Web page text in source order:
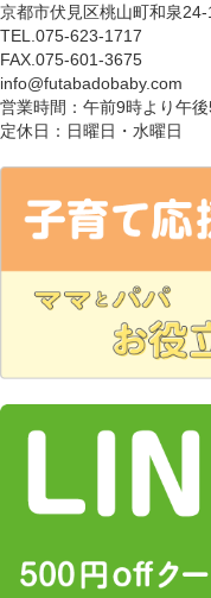
京都市伏見区桃山町和泉24-
TEL.075-623-1717
FAX.075-601-3675
info@futabadobaby.com
営業時間：午前9時より午
定休日：日曜日・水曜日